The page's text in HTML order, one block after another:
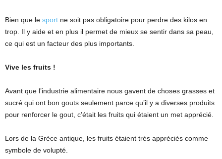
Bien que le sport ne soit pas obligatoire pour perdre des kilos en
trop. Il y aide et en plus il permet de mieux se sentir dans sa peau,
ce qui est un facteur des plus importants.
Vive les fruits !
Avant que l’industrie alimentaire nous gavent de choses grasses et
sucré qui ont bon gouts seulement parce qu’il y a diverses produits
pour renforcer le gout, c’était les fruits qui étaient un met apprécié.
Lors de la Grèce antique, les fruits étaient très appréciés comme
symbole de volupté.